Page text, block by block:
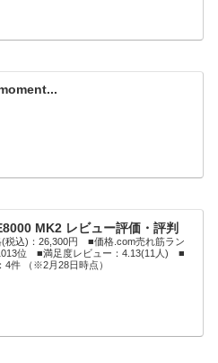
MK2 レビュー評価・評判
(税込)：26,300円 ■価格.com売れ筋ラン
位 ■満足度レビュー：4.13(11人) ■
4件 （※2月28日時点）